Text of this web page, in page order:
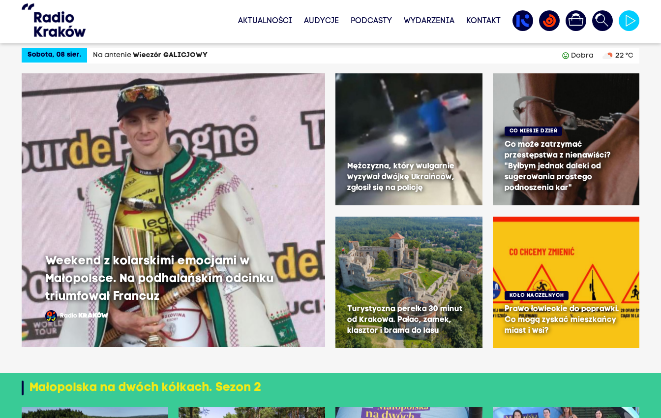
AKTUALNOŚCI AUDYCJE PODCASTY WYDARZENIA KONTAKT
tag_faces Dobra 22 °C
Sobota, 08 sier. Na antenieWieczór GALICJOWY
Weekend z kolarskimi emocjami w
Małopolsce. Na podhalańskim odcinku
triumfował Francuz
Radio KRAKÓW
Mężczyzna, który wulgarnie
wyzywał dwójkę Ukraińców,
zgłosił się na policję
Turystyczna perełka 30 minut
od Krakowa. Pałac, zamek,
klasztor i brama do lasu
CO NIESIE DZIEŃ
Co może zatrzymać
przestępstwa z nienawiści?
"Byłbym jednak daleki od
sugerowania prostego
podnoszenia kar"
KOŁO NACZELNYCH
Prawo łowieckie do poprawki.
Co mogą zyskać mieszkańcy
miast i wsi?
Małopolska na dwóch kółkach. Sezon 2